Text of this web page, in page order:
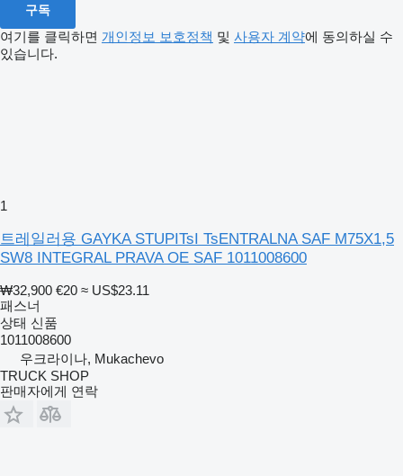
구독
여기를 클릭하면 개인정보 보호정책 및 사용자 계약에 동의하실 수
있습니다.
1
트레일러용 GAYKA STUPITsI TsENTRALNA SAF M75X1,5
SW8 INTEGRAL PRAVA OE SAF 1011008600
₩32,900 €20 ≈ US$23.11
패스너
상태 신품
1011008600
우크라이나, Mukachevo
TRUCK SHOP
판매자에게 연락